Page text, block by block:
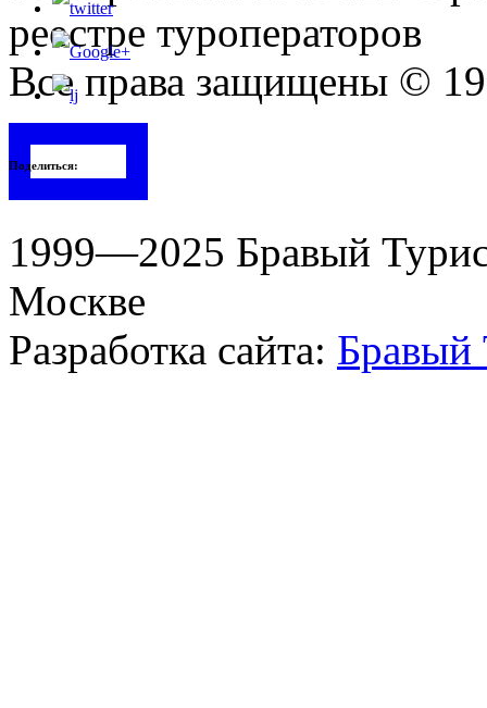
Поделиться:
реестре туроператоров
Все права защищены ©
1999—2025 Бравый
Москве
Разработка сайта: Бравый